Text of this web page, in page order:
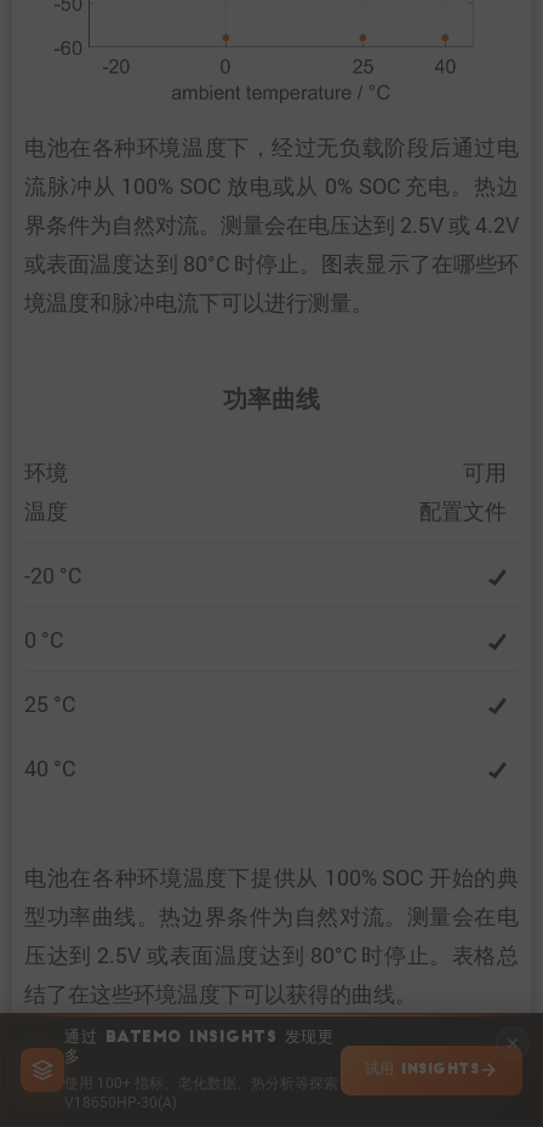
通过 BATEMO INSIGHTS 发现更
多
使用 100+ 指标、老化数据、热分析等探索
V18650HP-30(A)
试用 INSIGHTS
电池在各种环境温度下，经过无负载阶段后通过电
流脉冲从 100% SOC 放电或从 0% SOC 充电。热边
界条件为自然对流。测量会在电压达到 2.5V 或 4.2V
或表面温度达到 80°C 时停止。图表显示了在哪些环
境温度和脉冲电流下可以进行测量。
功率曲线
环境
温度
可用
配置文件
-20 °C
0 °C
25 °C
40 °C
电池在各种环境温度下提供从 100% SOC 开始的典
型功率曲线。热边界条件为自然对流。测量会在电
压达到 2.5V 或表面温度达到 80°C 时停止。表格总
结了在这些环境温度下可以获得的曲线。
V4DRIVE V18650HP-